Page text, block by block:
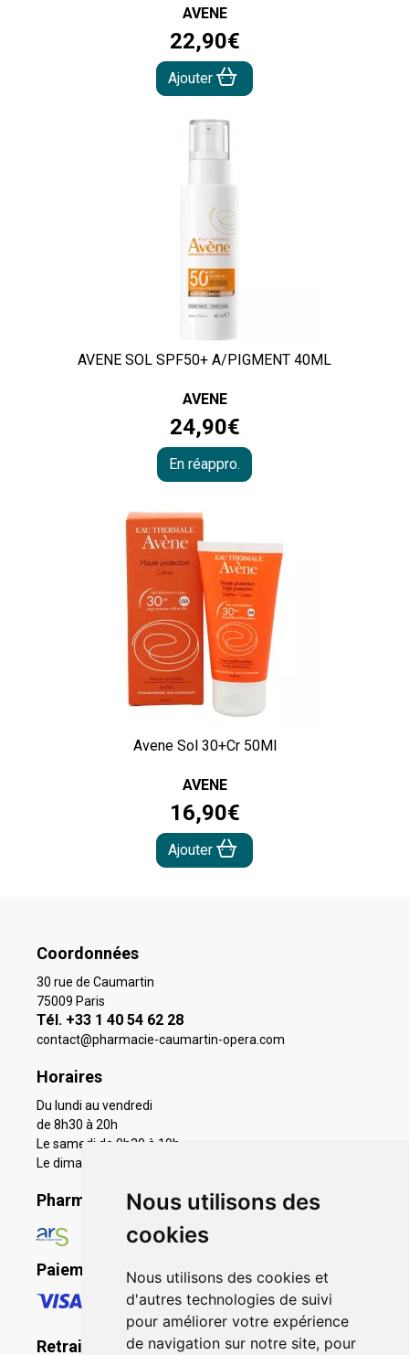
Nous utilisons des
cookies
Nous utilisons des cookies et
d'autres technologies de suivi
pour améliorer votre expérience
de navigation sur notre site, pour
AVENE
22,90€
Ajouter
AVENE SOL SPF50+ A/PIGMENT 40ML
AVENE
24,90€
En réappro.
Avene Sol 30+Cr 50Ml
AVENE
16,90€
Ajouter
Coordonnées
30 rue de Caumartin
75009 Paris
Tél. +33 1 40 54 62 28
contact@pharmacie-caumartin-opera.com
Horaires
Du lundi au vendredi
de 8h30 à 20h
Le samedi de 9h30 à 19h
Le dimanche 11h à 19h
Pharmacie en ligne agréée
Paiement sécurisé
Retrait - Livraison